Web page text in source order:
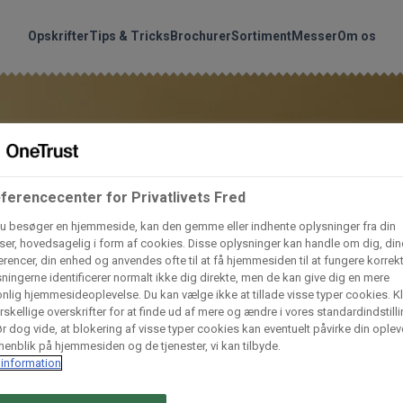
OpskrifterTips & TricksBrochurerSortimentMesserOm os
Søg
vores produkter
Arctic Import
Dagrofa Foodservice Fullhouse
INCO Cash & Carry L. C. Lauritzen A/
Vaffelexpressen
Gem dine favoritter!
personlige samling af favoritopskrifter eller produkter.
medlem af Odense Marcipan's professionelle fællesskab og
adgang til dine gemte opskrifter og produkter - når som
hvor som helst.
Log ind Opret profil
for Privatlivets Fred
besøger en hjemmeside, kan den gemme eller indhente oplysninger fra din
hovedsagelig i form af cookies. Disse oplysninger kan handle om dig,
din enhed og anvendes ofte til at få hjemmesiden til at fungere
identificerer normalt ikke dig direkte, men de kan give dig en mere
hjemmesideoplevelse. Du kan vælge ikke at tillade visse typer cookies.
overskrifter for at finde ud af mere og ændre i vores
dog vide, at blokering af visse typer cookies kan eventuelt påvirke din
på hjemmesiden og de tjenester, vi kan tilbyde.